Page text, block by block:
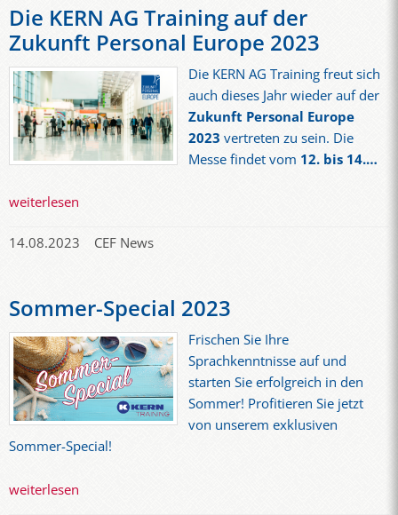
Die KERN AG Training auf der
Zukunft Personal Europe 2023
Die KERN AG Training freut sich
auch dieses Jahr wieder auf der
Zukunft Personal Europe
2023 vertreten zu sein. Die
Messe findet vom 12. bis 14.…
weiterlesen
14.08.2023 CEF News
Sommer-Special 2023
Frischen Sie Ihre
Sprachkenntnisse auf und
starten Sie erfolgreich in den
Sommer! Profitieren Sie jetzt
von unserem exklusiven
Sommer-Special!
weiterlesen